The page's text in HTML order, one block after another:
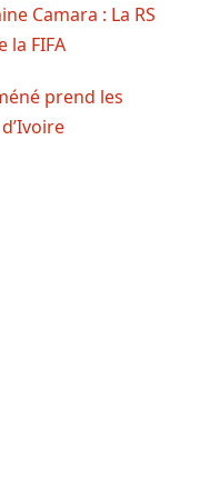
Camara : La RS
la FIFA
prend les